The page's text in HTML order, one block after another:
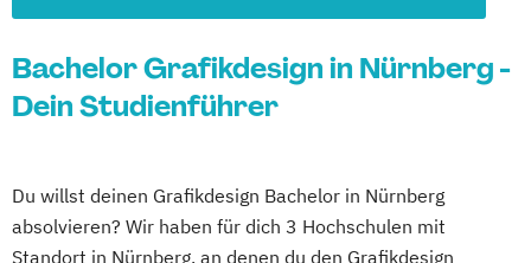
Bachelor Grafikdesign in Nürnberg -
Dein Studienführer
Du willst deinen Grafikdesign Bachelor in Nürnberg
absolvieren? Wir haben für dich 3 Hochschulen mit
Standort in Nürnberg, an denen du den Grafikdesign